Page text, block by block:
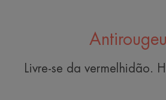
Livre-se da vermelhidão.